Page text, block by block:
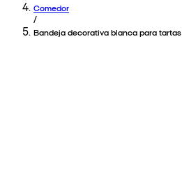
Comedor
/
Bandeja decorativa blanca para tartas